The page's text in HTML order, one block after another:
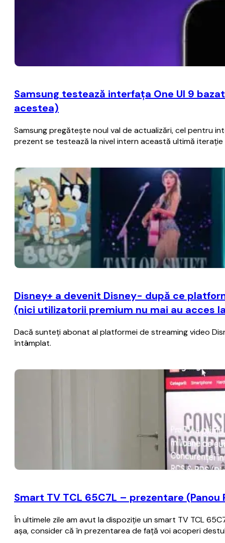
Samsung testează interfaţa One UI 9
acestea)
Samsung pregăteşte noul val de actualizări, cel pentru
prezent se testează la nivel intern această ultimă
Disney+ a devenit Disney- după ce
(nici utilizatorii premium nu mai au acces
Dacă sunteţi abonat al platformei de streaming video
întâmplat.
Smart TV TCL 65C7L – prezentare
În ultimele zile am avut la dispoziție un smart TV TCL
așa, consider că în prezentarea de față voi acoperi